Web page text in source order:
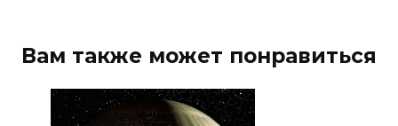
Вам также может понравиться